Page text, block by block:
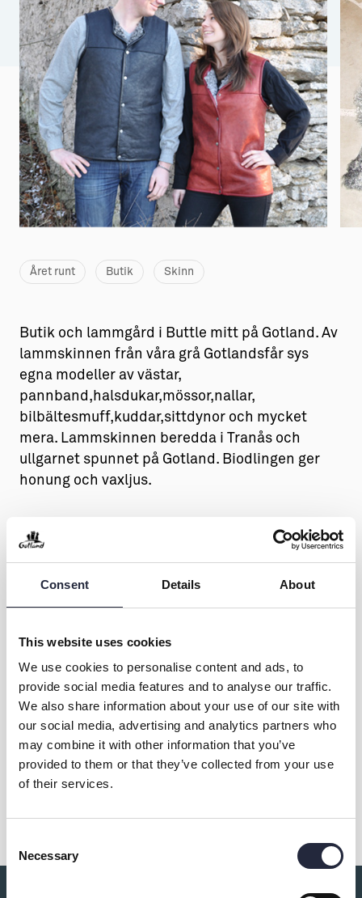
Consent Details About
This website uses cookies
We use cookies to personalise content and ads, to
provide social media features and to analyse our traffic.
We also share information about your use of our site with
our social media, advertising and analytics partners who
may combine it with other information that you’ve
provided to them or that they’ve collected from your use
of their services.
Selection
Necessary
Aktiviteter
Sustainable Plejs
Möten & kongresser
Hansestaden världsarv
Gotlands kulturarv
Almedalsveckan
Medeltidsveckan
→ Gutamål och gotländska
Allt om bostad
→ Hyra bostad
→ Köpa bostad
→ Bygga hus
Allt om livet på Ön
→ Fritidsliv
→ Idrottsliv
Barn & Familj
Året runt Butik Skinn
Butik och lammgård i Buttle mitt på Gotland. Av
lammskinnen från våra grå Gotlandsfår sys
egna modeller av västar,
pannband,halsdukar,mössor,nallar,
bilbältesmuff,kuddar,sittdynor och mycket
mera. Lammskinnen beredda i Tranås och
ullgarnet spunnet på Gotland. Biodlingen ger
honung och vaxljus.
Övrig information
Dela